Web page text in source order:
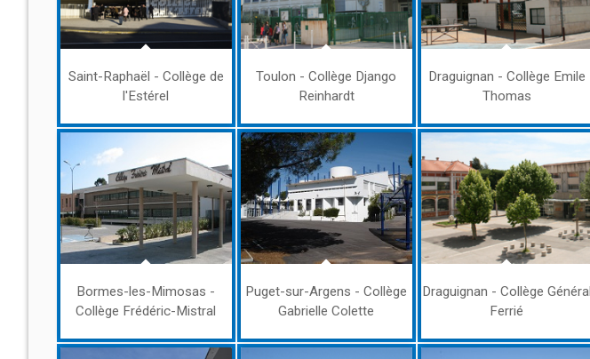
Saint-Raphaël - Collège de
l'Estérel
Toulon - Collège Django
Reinhardt
Draguignan - Collège Emile
Thomas
Bormes-les-Mimosas -
Collège Frédéric-Mistral
Puget-sur-Argens - Collège
Gabrielle Colette
Draguignan - Collège Général
Ferrié